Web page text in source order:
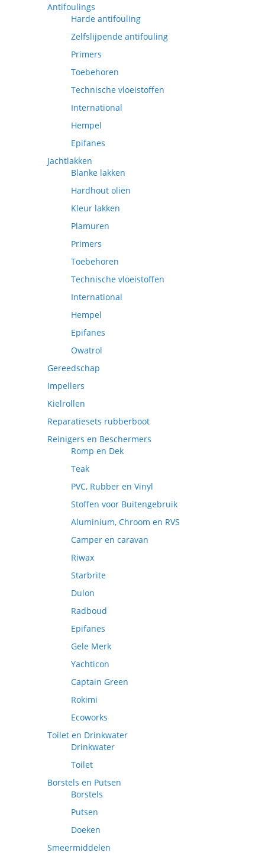
Antifoulings
Harde antifouling
Zelfslijpende antifouling
Primers
Toebehoren
Technische vloeistoffen
International
Hempel
Epifanes
Jachtlakken
Blanke lakken
Hardhout oliën
Kleur lakken
Plamuren
Primers
Toebehoren
Technische vloeistoffen
International
Hempel
Epifanes
Owatrol
Gereedschap
Impellers
Kielrollen
Reparatiesets rubberboot
Reinigers en Beschermers
Romp en Dek
Teak
PVC, Rubber en Vinyl
Stoffen voor Buitengebruik
Aluminium, Chroom en RVS
Camper en caravan
Riwax
Starbrite
Dulon
Radboud
Epifanes
Gele Merk
Yachticon
Captain Green
Rokimi
Ecoworks
Toilet en Drinkwater
Drinkwater
Toilet
Borstels en Putsen
Borstels
Putsen
Doeken
Smeermiddelen